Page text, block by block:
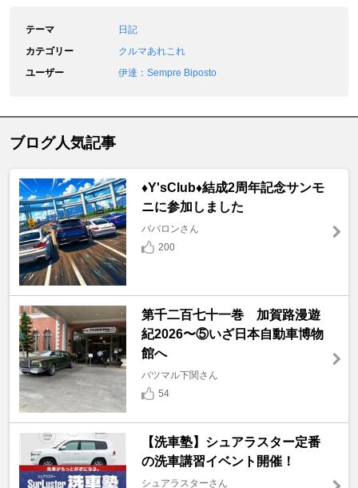
テーマ
日記
カテゴリー
クルマあれこれ
ユーザー
伊達：Sempre Biposto
ブログ人気記事
♦️Y'sClub♦️結成2周年記念サンモ
ニに参加しました
ババロンさん
200
第千二百七十一巻 加賀路漫遊
紀2026〜⑤いざ日本自動車博物
館へ
バツマル下関さん
54
【洗車塾】シュアラスター定番
の洗車講習イベント開催！
シュアラスターさん